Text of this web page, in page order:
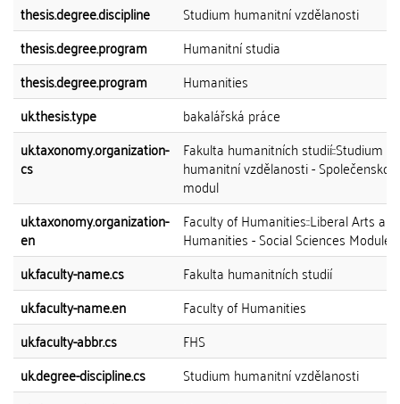
thesis.degree.discipline
Studium humanitní vzdělanosti
thesis.degree.program
Humanitní studia
thesis.degree.program
Humanities
uk.thesis.type
bakalářská práce
uk.taxonomy.organization-
cs
Fakulta humanitních studií::Studium
humanitní vzdělanosti -
modul
uk.taxonomy.organization-
en
Faculty of Humanities::Liberal Arts and
Humanities - Social Sciences Module
uk.faculty-name.cs
Fakulta humanitních studií
uk.faculty-name.en
Faculty of Humanities
uk.faculty-abbr.cs
FHS
uk.degree-discipline.cs
Studium humanitní vzdělanosti